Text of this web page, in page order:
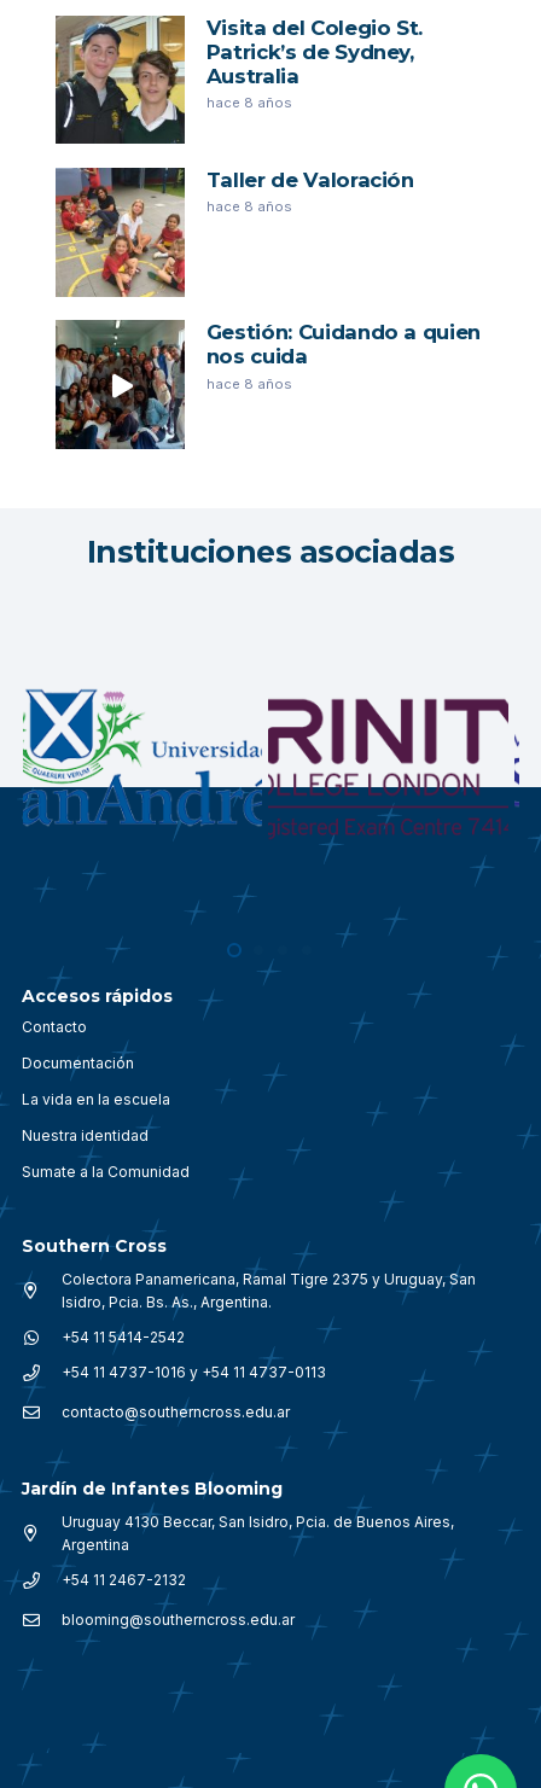
Visita del Colegio St.
Patrick’s de Sydney,
Australia
hace 8 años
Taller de Valoración
hace 8 años
Gestión: Cuidando a quien
nos cuida
hace 8 años
Instituciones asociadas
Accesos rápidos
Contacto
Documentación
La vida en la escuela
Nuestra identidad
Sumate a la Comunidad
Southern Cross
Colectora Panamericana, Ramal Tigre 2375 y Uruguay, San
Isidro, Pcia. Bs. As., Argentina.
+54 11 5414-2542
+54 11 4737-1016 y +54 11 4737-0113
contacto@southerncross.edu.ar
Jardín de Infantes Blooming
Uruguay 4130 Beccar, San Isidro, Pcia. de Buenos Aires,
Argentina
+54 11 2467-2132
blooming@southerncross.edu.ar